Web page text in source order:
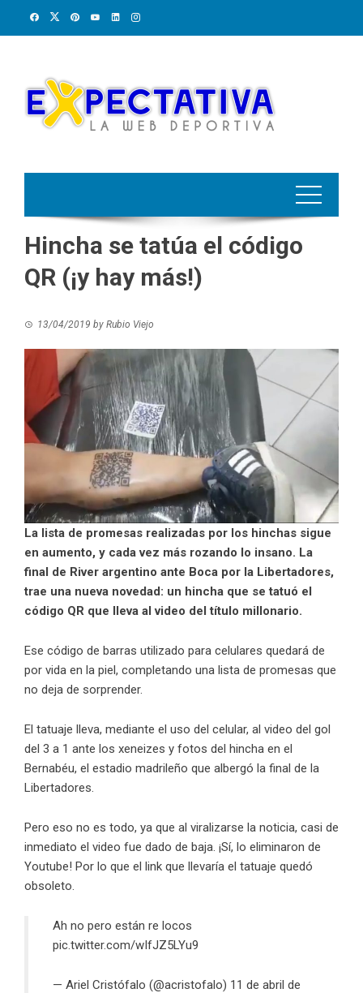
Hincha se tatúa el código
QR (¡y hay más!)
13/04/2019 by Rubio Viejo
La lista de promesas realizadas por los hinchas sigue
en aumento, y cada vez más rozando lo insano. La
final de River argentino ante Boca por la Libertadores,
trae una nueva novedad: un hincha que se tatuó el
código QR que lleva al video del título millonario.
Ese código de barras utilizado para celulares quedará de
por vida en la piel, completando una lista de promesas que
no deja de sorprender.
El tatuaje lleva, mediante el uso del celular, al video del gol
del 3 a 1 ante los xeneizes y fotos del hincha en el
Bernabéu, el estadio madrileño que albergó la final de la
Libertadores.
Pero eso no es todo, ya que al viralizarse la noticia, casi de
inmediato el video fue dado de baja. ¡Sí, lo eliminaron de
Youtube! Por lo que el link que llevaría el tatuaje quedó
obsoleto.
Ah no pero están re locos
pic.twitter.com/wIfJZ5LYu9
— Ariel Cristófalo (@acristofalo) 11 de abril de